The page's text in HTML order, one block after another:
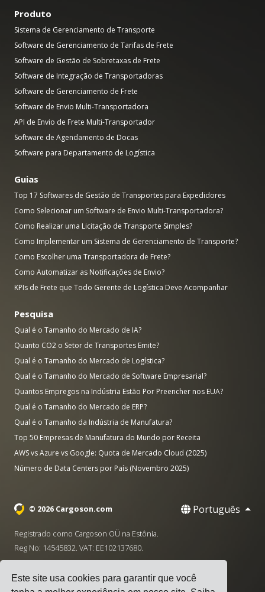
Este site usa cookies para garantir que você
Produto
Sistema de Gerenciamento de Transporte
Software de Gerenciamento de Tarifas de Frete
Software de Gestão de Sobretaxas de Frete
Software de Integração de Transportadoras
Software de Gerenciamento de Frete
Software de Envio Multi-Transportadora
API de Envio de Frete Multi-Transportador
Software de Agendamento de Docas
Software para Departamento de Logística
Guias
Top 17 Softwares de Gestão de Transportes para Expedidores
Como Selecionar um Software de Envio Multi-Transportadora?
Como Realizar uma Licitação de Transporte Simples?
Como Implementar um Sistema de Gerenciamento de Transporte?
Como Escolher uma Transportadora de Frete?
Como Automatizar as Notificações de Envio?
KPIs de Frete que Todo Gerente de Logística Deve Acompanhar
Pesquisa
Qual é o Tamanho do Mercado de IA?
Quanto CO2 o Setor de Transportes Emite?
Qual é o Tamanho do Mercado de Logística?
Qual é o Tamanho do Mercado de Software Empresarial?
Quantos Empregos na Indústria Estão Por Preencher nos EUA?
Qual é o Tamanho do Mercado de ERP?
Qual é o Tamanho da Indústria de Manufatura?
Top 50 Empresas de Manufatura do Mundo por Receita
AWS vs Azure vs Google: Quota de Mercado Cloud (2025)
Número de Data Centers por País (Novembro 2025)
© 2026 Cargoson.com Português
Registrado como Cargoson OÜ na Estônia.
Reg No: 14545832. VAT: EE102137680.
· hello@cargoson.com